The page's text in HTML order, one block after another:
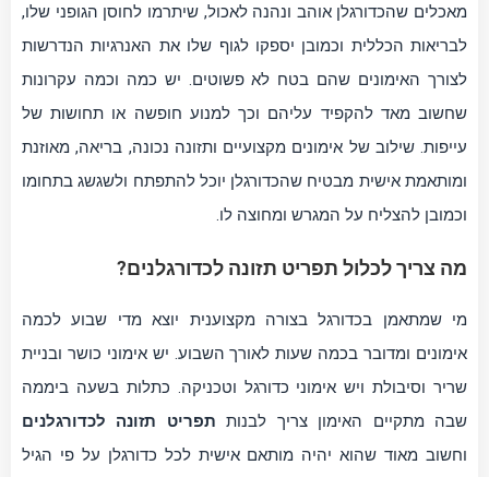
מאכלים שהכדורגלן אוהב ונהנה לאכול, שיתרמו לחוסן הגופני שלו,
לבריאות הכללית וכמובן יספקו לגוף שלו את האנרגיות הנדרשות
לצורך האימונים שהם בטח לא פשוטים. יש כמה וכמה עקרונות
שחשוב מאד להקפיד עליהם וכך למנוע חופשה או תחושות של
עייפות. שילוב של אימונים מקצועיים ותזונה נכונה, בריאה, מאוזנת
ומותאמת אישית מבטיח שהכדורגלן יוכל להתפתח ולשגשג בתחומו
וכמובן להצליח על המגרש ומחוצה לו.
מה צריך לכלול תפריט תזונה לכדורגלנים?
מי שמתאמן בכדורגל בצורה מקצוענית יוצא מדי שבוע לכמה
אימונים ומדובר בכמה שעות לאורך השבוע. יש אימוני כושר ובניית
שריר וסיבולת ויש אימוני כדורגל וטכניקה. כתלות בשעה ביממה
שבה מתקיים האימון צריך לבנות תפריט תזונה לכדורגלנים
וחשוב מאוד שהוא יהיה מותאם אישית לכל כדורגלן על פי הגיל